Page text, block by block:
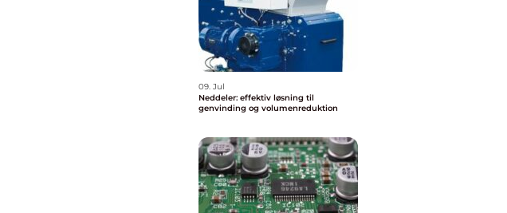
09. Jul
Neddeler: effektiv løsning til
genvinding og volumenreduktion